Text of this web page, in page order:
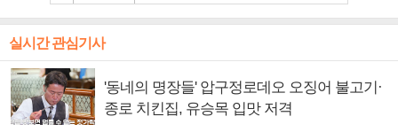
실시간 관심기사
'동네의 명장들' 압구정로데오 오징어 불고기·
종로 치킨집, 유승목 입맛 저격